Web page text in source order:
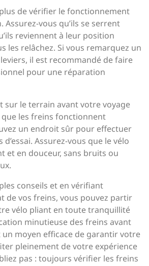
de vérifier le fonctionnement
Assurez-vous qu’ils se serrent
reviennent à leur position
les relâchez. Si vous remarquez un
il est recommandé de faire
pour une réparation
sur le terrain avant votre voyage
les freins fonctionnent
un endroit sûr pour effectuer
Assurez-vous que le vélo
et en douceur, sans bruits ou
conseils et en vérifiant
de vos freins, vous pouvez partir
vélo pliant en toute tranquillité
minutieuse des freins avant
un moyen efficace de garantir votre
pleinement de votre expérience
pas : toujours vérifier les freins